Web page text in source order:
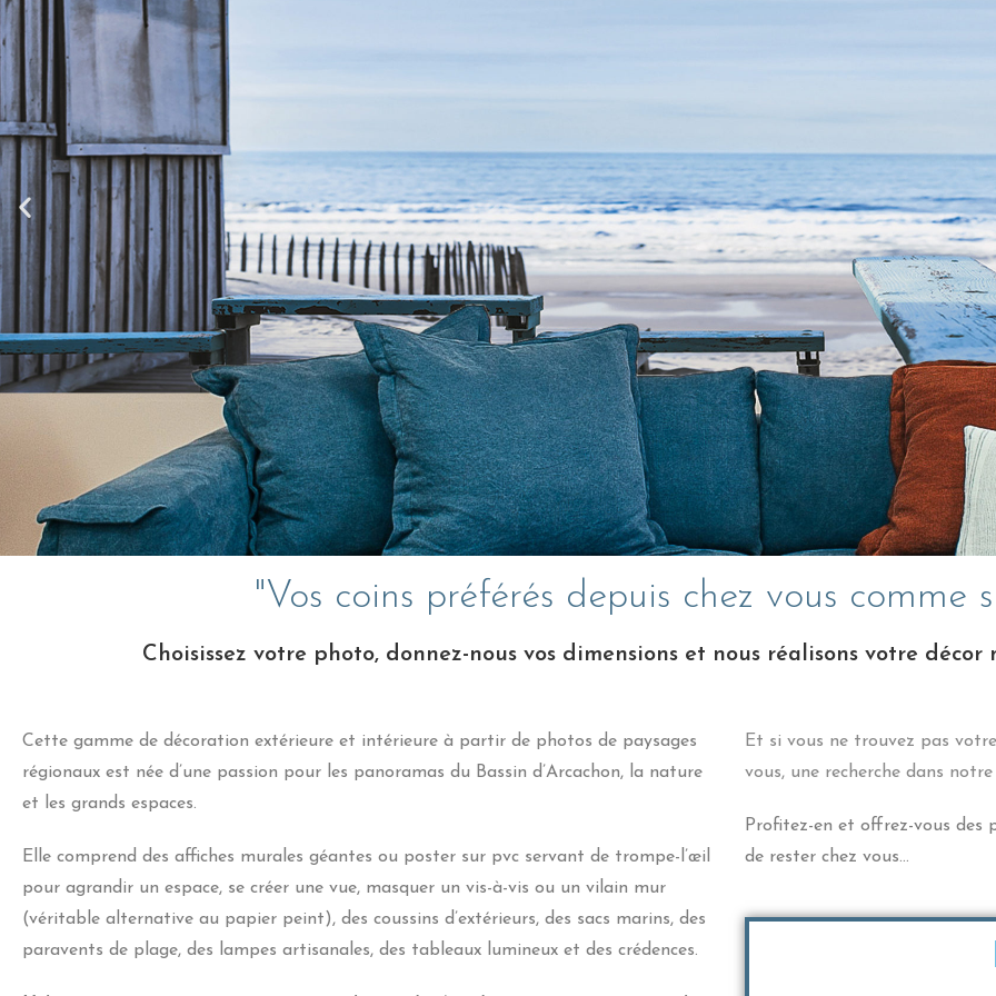
"Vos coins préférés depuis chez vous comme
Choisissez votre photo, donnez-nous vos dimensions et nous réalisons votre décor
Cette gamme de décoration extérieure et intérieure à partir de photos de paysages
régionaux est née d’une passion pour les panoramas du Bassin d’Arcachon, la nature
et les grands espaces.
Elle comprend des affiches murales géantes ou poster sur pvc servant de trompe-l’œil
pour agrandir un espace, se créer une vue, masquer un vis-à-vis ou un vilain mur
(véritable alternative au papier peint), des coussins d’extérieurs, des sacs marins, des
paravents de plage, des lampes artisanales, des tableaux lumineux et des crédences.
Et si vous ne trouvez pas
vous, une recherche dans
Profitez-en et offrez-vous des
de rester chez vous…